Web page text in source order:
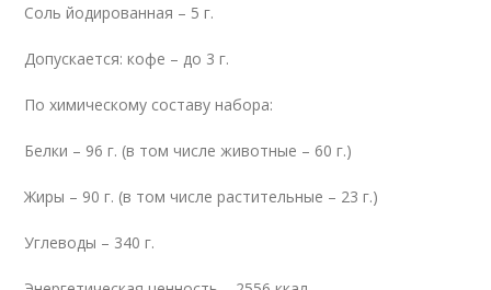
Соль йодированная – 5 г.
Допускается: кофе – до 3 г.
По химическому составу набора:
Белки – 96 г. (в том числе животные – 60 г.)
Жиры – 90 г. (в том числе растительные – 23 г.)
Углеводы – 340 г.